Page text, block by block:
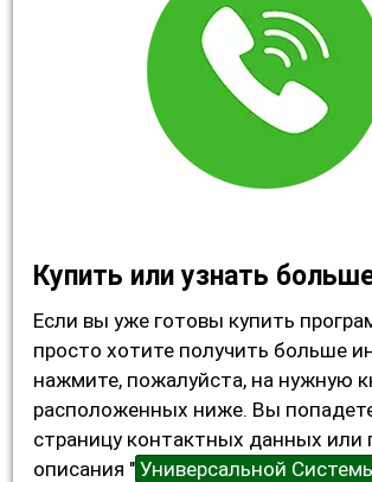
Купить или узнать
Если вы уже готовы купить
просто хотите получить больше
нажмите, пожалуйста, на нужную
расположенных ниже. Вы
страницу контактных данных или
описания " Универсальной